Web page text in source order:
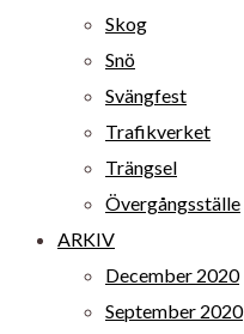
Skog
Snö
Svängfest
Trafikverket
Trängsel
Övergångsställe
ARKIV
December 2020
September 2020